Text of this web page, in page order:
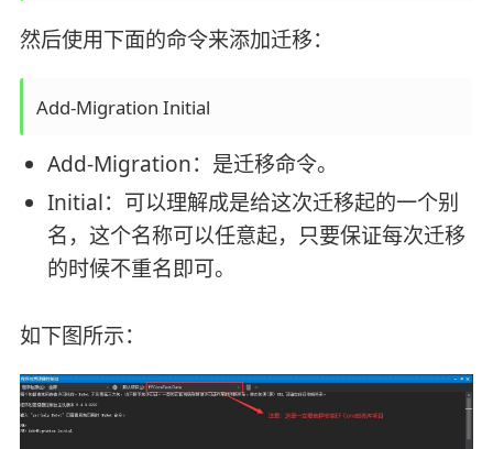
然后使用下面的命令来添加迁移：
Add-Migration Initial
Add-Migration：是迁移命令。
Initial：可以理解成是给这次迁移起的一个别
名，这个名称可以任意起，只要保证每次迁移
的时候不重名即可。
如下图所示：